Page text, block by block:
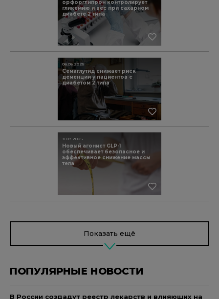
орфорглипрон контролирует
гликемию и вес при сахарном
диабете 2 типа
Семаглутид снижает риск
деменции у пациентов с
диабетом 2 типа
08.08.2025
Новый агонист GLP-1
обеспечивает безопасное и
эффективное снижение массы
тела
31.07.2025
Показать ещё
ПОПУЛЯРНЫЕ НОВОСТИ
В России создадут реестр лекарств и влияющих на